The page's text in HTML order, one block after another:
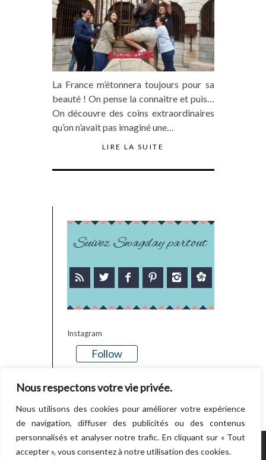
Nous respectons votre vie privée.
Nous utilisons des cookies pour améliorer votre expérience
de navigation, diffuser des publicités ou des contenus
personnalisés et analyser notre trafic. En cliquant sur « Tout
accepter », vous consentez à notre utilisation des cookies.
La France m’étonnera toujours pour sa
beauté ! On pense la connaitre et puis…
On découvre des coins extraordinaires
qu’on n’avait pas imaginé une…
LIRE LA SUITE
Suivez Swagday partout
Instagram
Follow
POWERED BY WORDPRESS.CREATED BY